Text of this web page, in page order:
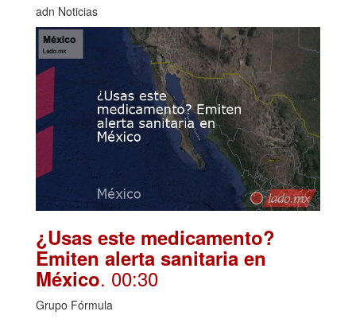
adn Noticias
¿Usas este medicamento?
Emiten alerta sanitaria en
México. 00:30
Grupo Fórmula